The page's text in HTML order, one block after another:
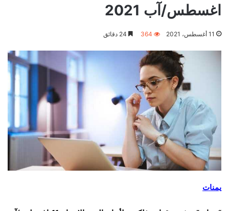
اغسطس/آب 2021
11 أغسطس، 2021 364
يمنات